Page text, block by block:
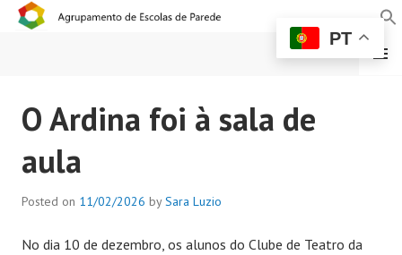
AGRUPAMENTO DE
ESCOLAS DE PAREDE
MENU
O Ardina foi à sala de
aula
Posted on 11/02/2026 bySara Luzio
No dia 10 de dezembro, os alunos do Clube de Teatro da
PT